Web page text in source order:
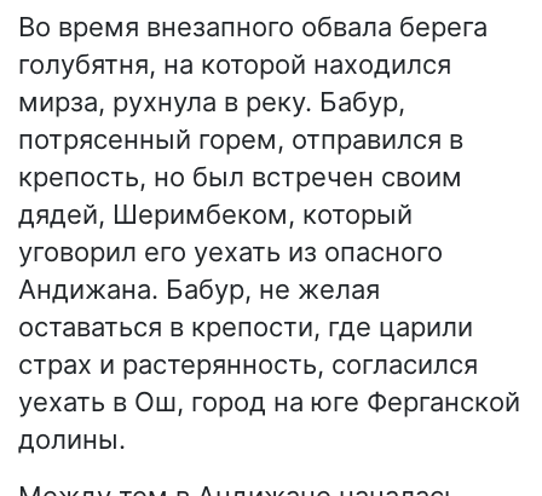
Во время внезапного обвала берега
голубятня, на которой находился
мирза, рухнула в реку. Бабур,
потрясенный горем, отправился в
крепость, но был встречен своим
дядей, Шеримбеком, который
уговорил его уехать из опасного
Андижана. Бабур, не желая
оставаться в крепости, где царили
страх и растерянность, согласился
уехать в Ош, город на юге Ферганской
долины.